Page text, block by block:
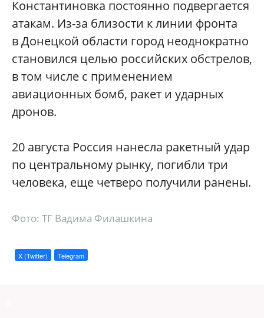
Константиновка постоянно подвергается
атакам. Из-за близости к линии фронта
в Донецкой области город неоднократно
становился целью российских обстрелов,
в том числе с применением
авиационных бомб, ракет и ударных
дронов.
20 августа Россия нанесла ракетный удар
по центральному рынку, погибли три
человека, еще четверо получили ранены.
Фото: ТГ Вадима Филашкина
X (Twitter) Telegram